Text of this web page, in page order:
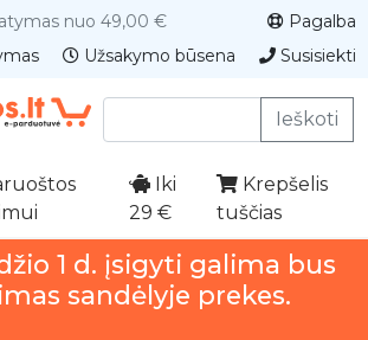
nuo 49,00 €
Pagalba
Užsakymo būsena Susisiekti
Ieškoti
Iki
29 €
Krepšelis
tuščias
1 d. įsigyti galima bus
sandėlyje prekes.